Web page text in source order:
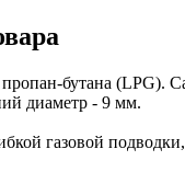
бутана (LPG).
диаметр - 9 мм.
газовой